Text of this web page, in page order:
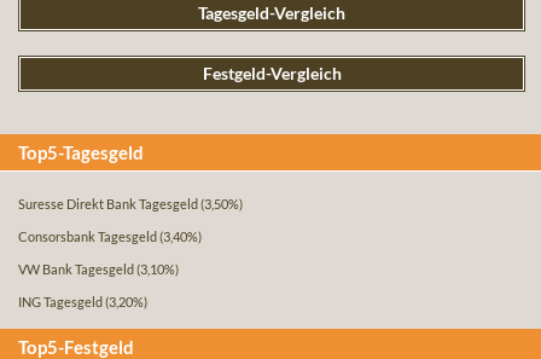
Tagesgeld-Vergleich
Festgeld-Vergleich
Top5-Tagesgeld
Suresse Direkt Bank Tagesgeld(3,50%)
Consorsbank Tagesgeld(3,40%)
VW Bank Tagesgeld(3,10%)
ING Tagesgeld(3,20%)
Top5-Festgeld